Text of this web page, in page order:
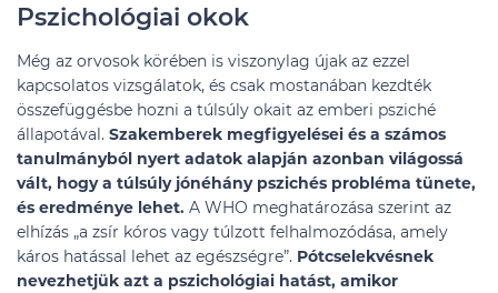
Pszichológiai okok
Még az orvosok körében is viszonylag újak az ezzel
kapcsolatos vizsgálatok, és csak mostanában kezdték
összefüggésbe hozni a túlsúly okait az emberi psziché
állapotával. Szakemberek megfigyelései és a számos
tanulmányból nyert adatok alapján azonban világossá
vált, hogy a túlsúly jónéhány pszichés probléma tünete,
és eredménye lehet. A WHO meghatározása szerint az
elhízás „a zsír kóros vagy túlzott felhalmozódása, amely
káros hatással lehet az egészségre”. Pótcselekvésnek
nevezhetjük azt a pszichológiai hatást, amikor